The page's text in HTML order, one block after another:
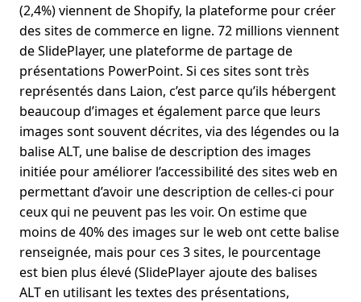
(2,4%) viennent de Shopify, la plateforme pour créer
des sites de commerce en ligne. 72 millions viennent
de SlidePlayer, une plateforme de partage de
présentations PowerPoint. Si ces sites sont très
représentés dans Laion, c’est parce qu’ils hébergent
beaucoup d’images et également parce que leurs
images sont souvent décrites, via des légendes ou la
balise ALT, une balise de description des images
initiée pour améliorer l’accessibilité des sites web en
permettant d’avoir une description de celles-ci pour
ceux qui ne peuvent pas les voir. On estime que
moins de 40% des images sur le web ont cette balise
renseignée, mais pour ces 3 sites, le pourcentage
est bien plus élevé (SlidePlayer ajoute des balises
ALT en utilisant les textes des présentations,